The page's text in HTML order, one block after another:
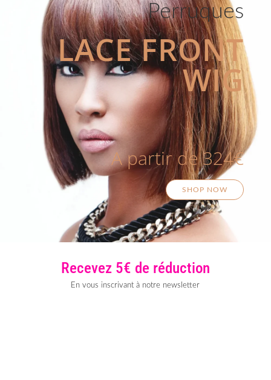
Perruques
LACE FRONT
WIG
A partir de 324€
SHOP NOW
Recevez 5€ de réduction
En vous inscrivant à notre newsletter